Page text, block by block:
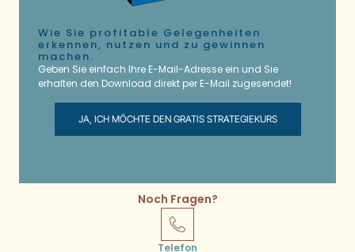
Wie Sie profitable Gelegenheiten
erkennen, nutzen und zu gewinnen
machen.
Geben Sie einfach Ihre E-Mail-Adresse ein und Sie
erhalten den Download direkt per E-Mail zugesendet!
JA, ICH MÖCHTE DEN GRATIS STRATEGIEKURS
Noch Fragen?
Telefon